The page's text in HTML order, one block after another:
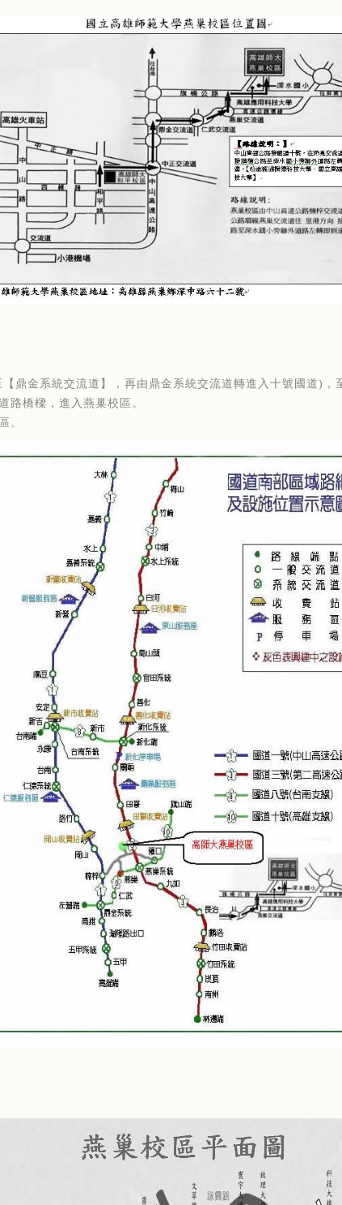
鼎金系統交流道】，再由鼎金系統交流道轉進入十號國道)
路橋樑，進入燕巢校區。
。